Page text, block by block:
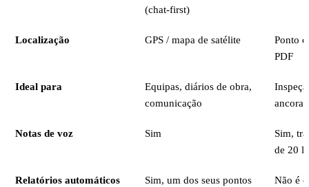
(chat-first)
Localização GPS / mapa de satélite
Ponto
PDF
Ideal para
Equipas, diários de obra,
comunicação
Notas de voz Sim
Sim,
de 20
Relatórios automáticos
Sim, um dos seus pontos
Não é